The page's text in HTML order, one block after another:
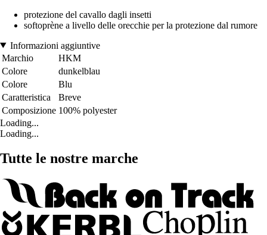
protezione del cavallo dagli insetti
softoprène a livello delle orecchie per la protezione dal rumore
Informazioni aggiuntive
Marchio
HKM
Colore
dunkelblau
Colore
Blu
Caratteristica
Breve
Composizione 100% polyester
Loading...
Loading...
Tutte le nostre marche